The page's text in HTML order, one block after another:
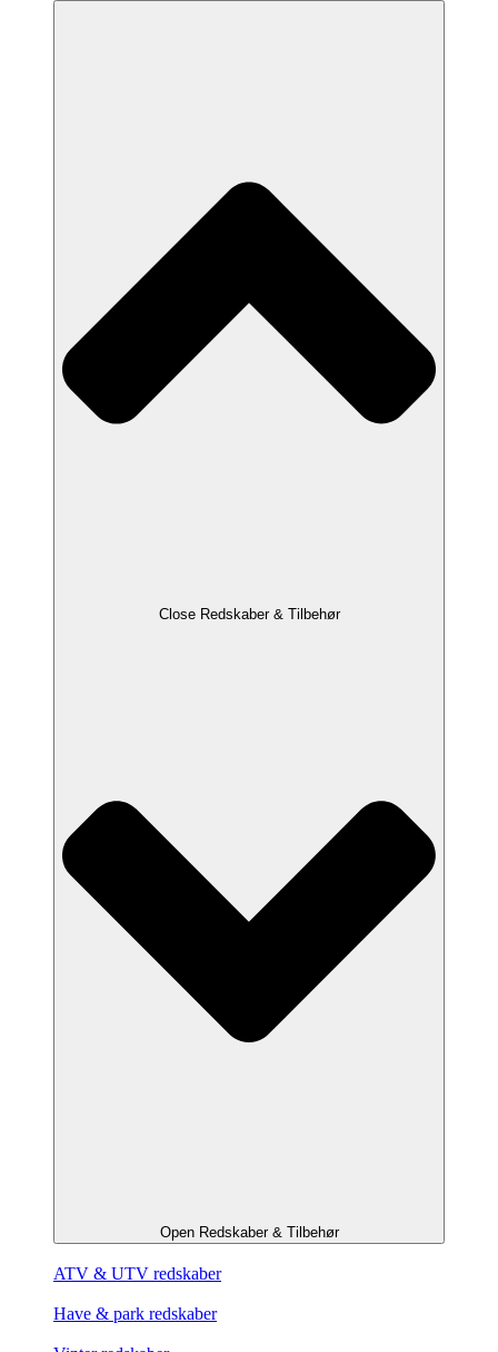
Close Redskaber & Tilbehør
Open Redskaber & Tilbehør
ATV & UTV redskaber
Have & park redskaber